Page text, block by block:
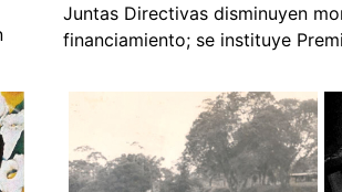
Juntas Directivas disminuyen
financiamiento; se instituye